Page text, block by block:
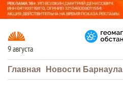
9 августа
Главная Новости Барнаула